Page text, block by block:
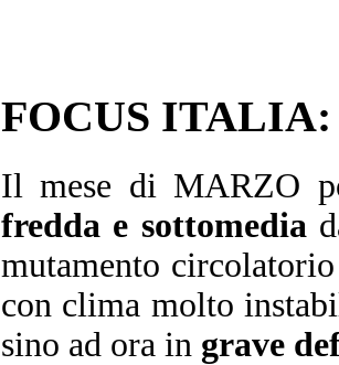
FOCUS
Il mese di MARZO
fredda e sottomedia
mutamento
con clima molto
sino ad ora in grave